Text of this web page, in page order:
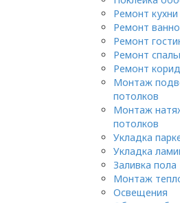
Ремонт кухни
Ремонт
Ремонт
Ремонт
Ремонт
Монтаж
потолков
Монтаж
потолков
Укладка
Укладка
Заливка пола
Монтаж
Освещения